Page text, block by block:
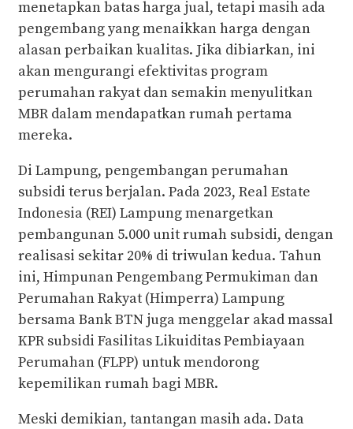
menetapkan batas harga jual, tetapi masih ada
pengembang yang menaikkan harga dengan
alasan perbaikan kualitas. Jika dibiarkan, ini
akan mengurangi efektivitas program
perumahan rakyat dan semakin menyulitkan
MBR dalam mendapatkan rumah pertama
mereka.
Di Lampung, pengembangan perumahan
subsidi terus berjalan. Pada 2023, Real Estate
Indonesia (REI) Lampung menargetkan
pembangunan 5.000 unit rumah subsidi, dengan
realisasi sekitar 20% di triwulan kedua. Tahun
ini, Himpunan Pengembang Permukiman dan
Perumahan Rakyat (Himperra) Lampung
bersama Bank BTN juga menggelar akad massal
KPR subsidi Fasilitas Likuiditas Pembiayaan
Perumahan (FLPP) untuk mendorong
kepemilikan rumah bagi MBR.
Meski demikian, tantangan masih ada. Data